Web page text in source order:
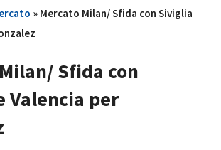
» Mercato Milan/ Sfida con Siviglia
Sfida con
Valencia per